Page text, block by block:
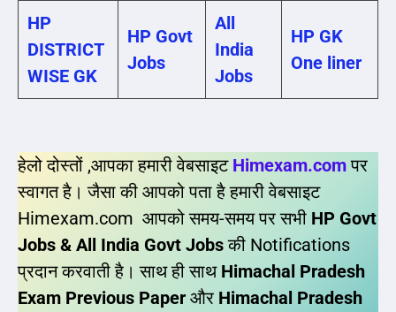
HP
DISTRICT
WISE GK
HP Govt
Jobs
All
India
Jobs
HP GK
One liner
हेलो दोस्तों ,आपका हमारी वेबसाइट Himexam.comपर
स्वागत है। जैसा की आपको पता है हमारी वेबसाइट
Himexam.com आपको समय-समय पर सभी HP Govt
Jobs & All India Govt Jobsकी Notifications
प्रदान करवाती है। साथ ही साथ Himachal Pradesh
Exam Previous Paper और Himachal Pradesh